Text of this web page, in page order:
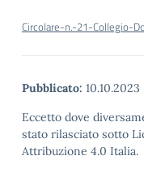
Circolare-n.-21-Collegio-
Pubblicato: 10.10.2023
Eccetto dove
stato rilasciato sotto
Attribuzione 4.0 Italia.